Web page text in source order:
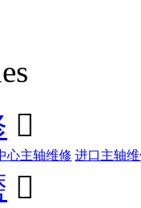

心主轴维修 进口主轴
